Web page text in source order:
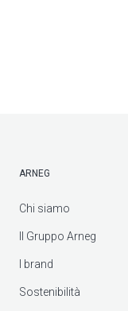
ARNEG
Chi siamo
Il Gruppo Arneg
I brand
Sostenibilità